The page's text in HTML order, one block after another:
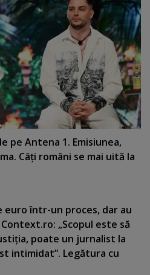
pe Antena 1. Emisiunea,
Câţi români se mai uită la
euro într-un proces, dar au
„Scopul este să
poate un jurnalist la
intimidat”. Legătura cu